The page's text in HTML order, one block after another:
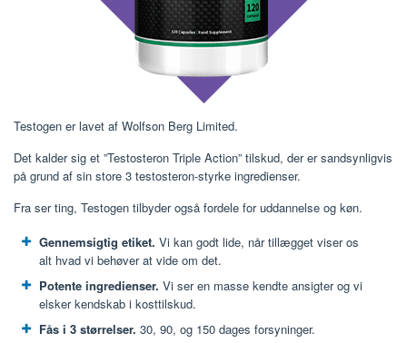
Testogen er lavet af Wolfson Berg Limited.
Det kalder sig et ”Testosteron Triple Action” tilskud, der er sandsynligvis
på grund af sin store 3 testosteron-styrke ingredienser.
Fra ser ting, Testogen tilbyder også fordele for uddannelse og køn.
Gennemsigtig etiket. Vi kan godt lide, når tillægget viser os
alt hvad vi behøver at vide om det.
Potente ingredienser. Vi ser en masse kendte ansigter og vi
elsker kendskab i kosttilskud.
Fås i 3 størrelser. 30, 90, og 150 dages forsyninger.